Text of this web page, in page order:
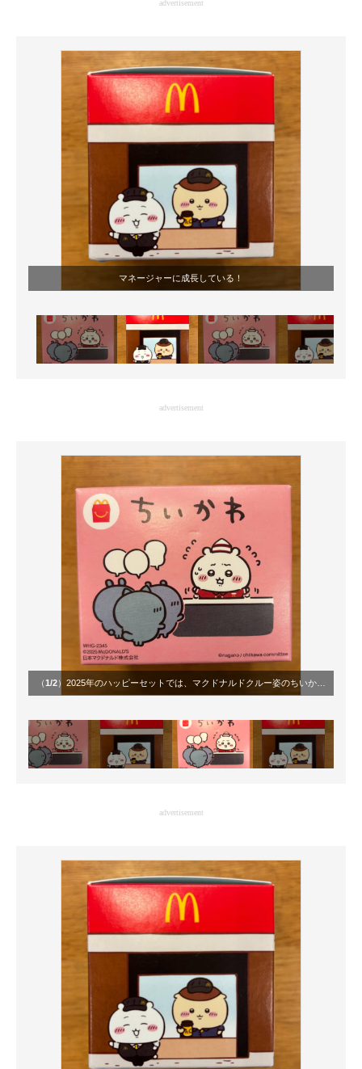
製造業のIT導入・活用を支援
モノづくり技術者専門サイト
エネルギーの専門メディア
建設×テクノロジーの最前線
ちょっと気になるネットの話題
advertisement
マネージャーに成長している！
advertisement
（1/2）2025年のハッピーセットでは、マクドナルドクルー姿のちいかわが接客に大慌て。まだ不慣れな様子に「がんばれ！」と応援したくなる空気感
advertisement